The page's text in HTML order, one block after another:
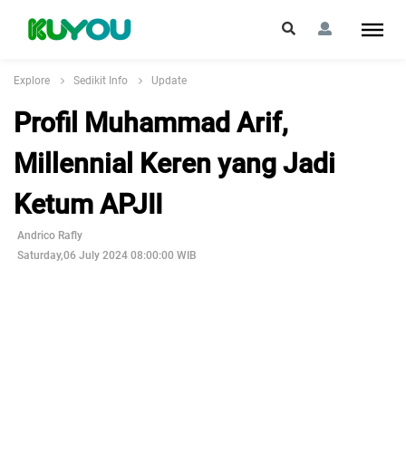
Explore Sedikit Info Update
Profil Muhammad Arif,
Millennial Keren yang Jadi
Ketum APJII
Andrico Rafly
Saturday,06 July 2024 08:00:00 WIB